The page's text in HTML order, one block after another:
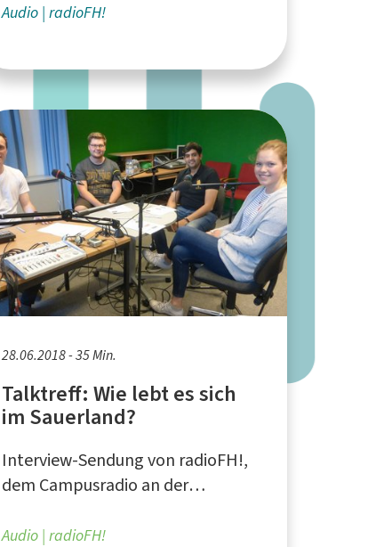
Audio radioFH!
28.06.2018 - 35 Min.
Talktreff: Wie lebt es sich
im Sauerland?
Interview-Sendung von radioFH!,
dem Campusradio an der
Audio radioFH!